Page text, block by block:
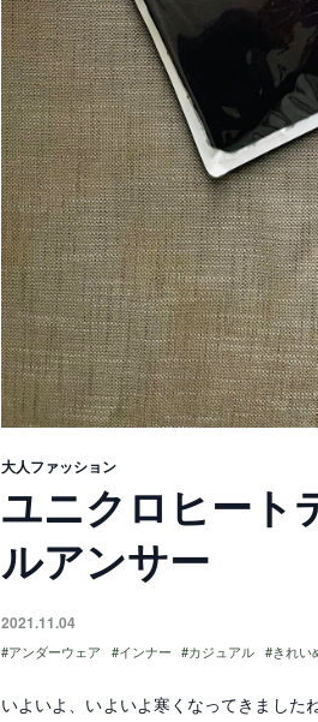
大人ファッション
ユニク ロ ヒー ト
ルアンサー
2021.11.04
アンダーウェア インナー カジュアル きれい
いよいよ、いよいよ寒くなってきました